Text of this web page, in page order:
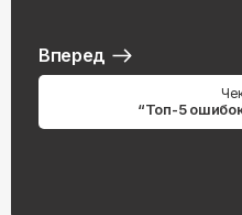
Вперед
“Топ-5